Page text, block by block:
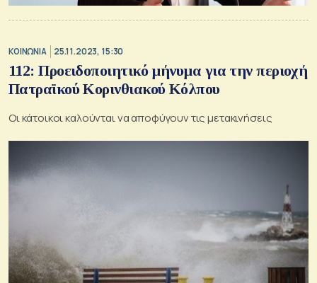
ΚΟΙΝΩΝΙΑ 25.11.2023, 15:30
112: Προειδοποιητικό μήνυμα για την περιοχή
Πατραϊκού Κορινθιακού Κόλπου
Οι κάτοικοι καλούνται να αποφύγουν τις μετακινήσεις